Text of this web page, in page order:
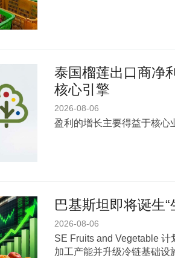
泰国榴莲出口商净
核心引擎
2026-08-06
盈利的增长主要得益于核心
巴基斯坦即将诞生
2026-08-06
SE Fruits and Vegetable
加工产能并升级冷链基础设